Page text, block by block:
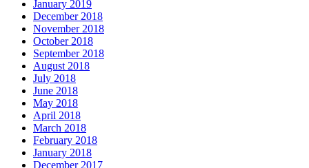
January 2019
December 2018
November 2018
October 2018
September 2018
August 2018
July 2018
June 2018
May 2018
April 2018
March 2018
February 2018
January 2018
December 2017